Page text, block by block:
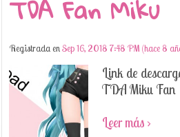
TDA Fan Miku
Registrada enSep 16, 2018 7:48 PM (hace 8
Link de
TDA Miku Fan
Leer más ›